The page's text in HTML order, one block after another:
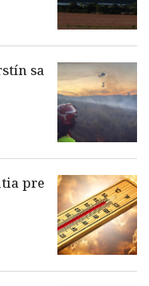
sa
pre